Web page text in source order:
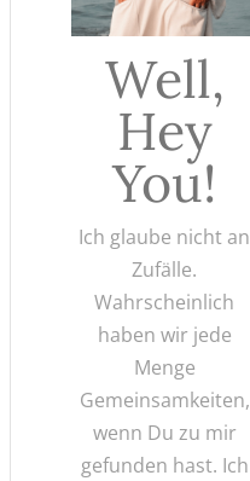
Well,
Hey
You!
Ich glaube nicht an
Zufälle.
Wahrscheinlich
haben wir jede
Menge
Gemeinsamkeiten,
wenn Du zu mir
gefunden hast. Ich